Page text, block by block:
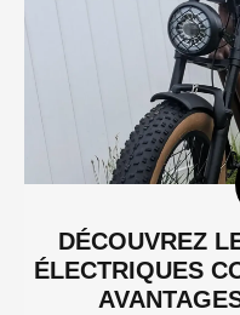
DÉCOUVREZ
ÉLECTRIQUES